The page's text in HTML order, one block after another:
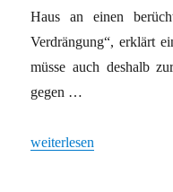
Haus an einen
Verdrängung“, erklärt
müsse auch deshalb
gegen …
„Vorkaufsrecht als
weiterlesen